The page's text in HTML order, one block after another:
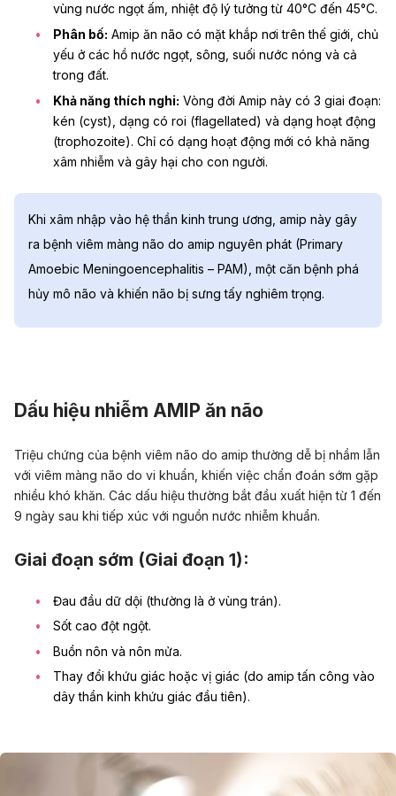
vùng nước ngọt ấm, nhiệt độ lý tưởng từ 40°C đến 45°C.
Phân bố: Amip ăn não có mặt khắp nơi trên thế giới, chủ
yếu ở các hồ nước ngọt, sông, suối nước nóng và cả
trong đất.
Khả năng thích nghi: Vòng đời Amip này có 3 giai đoạn:
kén (cyst), dạng có roi (flagellated) và dạng hoạt động
(trophozoite). Chỉ có dạng hoạt động mới có khả năng
xâm nhiễm và gây hại cho con người.
Khi xâm nhập vào hệ thần kinh trung ương, amip này gây
ra bệnh viêm màng não do amip nguyên phát (Primary
Amoebic Meningoencephalitis – PAM), một căn bệnh phá
hủy mô não và khiến não bị sưng tấy nghiêm trọng.
Dấu hiệu nhiễm AMIP ăn não
Triệu chứng của bệnh viêm não do amip thường dễ bị nhầm lẫn
với viêm màng não do vi khuẩn, khiến việc chẩn đoán sớm gặp
nhiều khó khăn. Các dấu hiệu thường bắt đầu xuất hiện từ 1 đến
9 ngày sau khi tiếp xúc với nguồn nước nhiễm khuẩn.
Giai đoạn sớm (Giai đoạn 1):
Đau đầu dữ dội (thường là ở vùng trán).
Sốt cao đột ngột.
Buồn nôn và nôn mửa.
Thay đổi khứu giác hoặc vị giác (do amip tấn công vào
dây thần kinh khứu giác đầu tiên).